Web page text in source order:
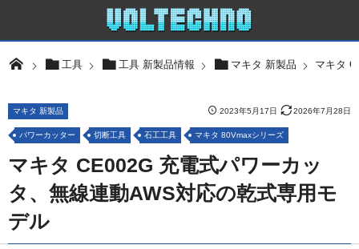
工具 工具 新製品情報 マキタ 新製品 マキタ
2023年5月17日 2026年7月28日
マキタ 新製品
パワーカッター 切断工具 石工工具 マキタ 80Vmaxシリーズ
マキタ CE002G 充電式パワーカッ
タ、無線連動AWS対応の乾式専用モ
デル